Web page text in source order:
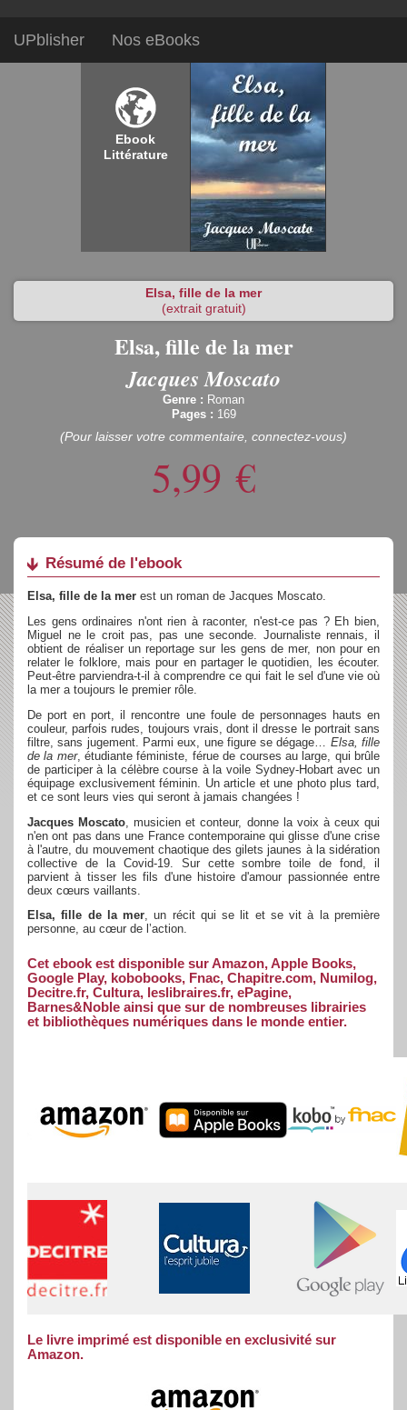
UPblisher Nos eBooks
Ebook
Littérature
Elsa, fille de la mer
(extrait gratuit)
Elsa, fille de la mer
Jacques Moscato
Genre : Roman
Pages : 169
(Pour laisser votre commentaire, connectez-vous)
5,99 €
Résumé de l'ebook
Elsa, fille de la mer est un roman de Jacques Moscato.
Les gens ordinaires n'ont rien à raconter, n'est-ce pas ? Eh bien,
Miguel ne le croit pas, pas une seconde. Journaliste rennais, il
obtient de réaliser un reportage sur les gens de mer, non pour en
relater le folklore, mais pour en partager le quotidien, les écouter.
Peut-être parviendra-t-il à comprendre ce qui fait le sel d'une vie où
la mer a toujours le premier rôle.
De port en port, il rencontre une foule de personnages hauts en
couleur, parfois rudes, toujours vrais, dont il dresse le portrait sans
filtre, sans jugement. Parmi eux, une figure se dégage… Elsa, fille
de la mer, étudiante féministe, férue de courses au large, qui brûle
de participer à la célèbre course à la voile Sydney-Hobart avec un
équipage exclusivement féminin. Un article et une photo plus tard,
et ce sont leurs vies qui seront à jamais changées !
Jacques Moscato , musicien et conteur, donne la voix à ceux qui
n'en ont pas dans une France contemporaine qui glisse d'une crise
à l'autre, du mouvement chaotique des gilets jaunes à la sidération
collective de la Covid-19. Sur cette sombre toile de fond, il
parvient à tisser les fils d'une histoire d'amour passionnée entre
deux cœurs vaillants.
Elsa, fille de la mer, un récit qui se lit et se vit à la première
personne, au cœur de l’action.
Cet ebook est disponible sur Amazon, Apple Books,
Google Play, kobobooks, Fnac, Chapitre.com, Numilog,
Decitre.fr, Cultura, leslibraires.fr, ePagine,
Barnes&Noble ainsi que sur de nombreuses librairies
et bibliothèques numériques dans le monde entier.
Le livre imprimé est disponible en exclusivité sur
Amazon.